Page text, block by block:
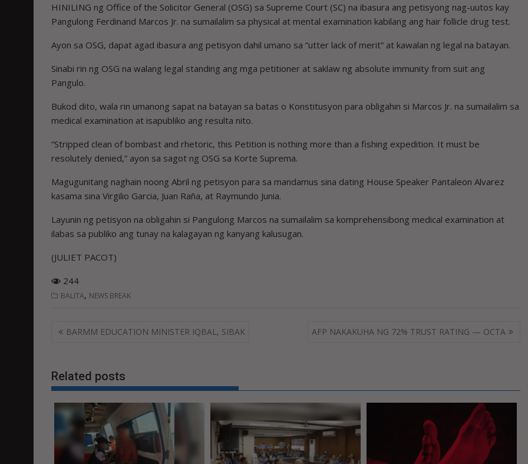
HINILING ng Office of the Solicitor General (OSG) sa Supreme Court (SC) na ibasura ang petisyong nag-uutos kay
Pangulong Ferdinand Marcos Jr. na sumailalim sa physical at mental examination kabilang ang hair follicle drug test.
Ayon sa OSG, dapat agad ibasura ang petisyon dahil umano sa “utter lack of merit” at kawalan ng legal na batayan.
Sinabi rin ng OSG na walang legal standing ang mga petitioner at saklaw ng absolute immunity from suit ang
Pangulo.
Bukod dito, wala rin umanong sapat na batayan sa batas o Konstitusyon para obligahin si Marcos Jr. na sumailalim sa
medical examination at isapubliko ang resulta nito.
“Stripped clean of bombast and rhetoric, this Petition is nothing more than a fishing expedition. It must be
resolutely denied,” ayon sa sagot ng OSG sa Korte Suprema.
Magugunitang naghain noong Abril ng petisyon para sa mandamus sina dating House Speaker Pantaleon Alvarez
kasama sina Virgilio Garcia, Juan Raña, at Raymundo Junia.
Layunin ng petisyon na obligahin si Pangulong Marcos na sumailalim sa komprehensibong medical examination at
ilabas sa publiko ang tunay na kalagayan ng kanyang kalusugan.
(JULIET PACOT)
244
BALITA, NEWS BREAK
Post
BARMM EDUCATION MINISTER IQBAL, SIBAK AFP NAKAKUHA NG 72% TRUST RATING — OCTA
Related posts